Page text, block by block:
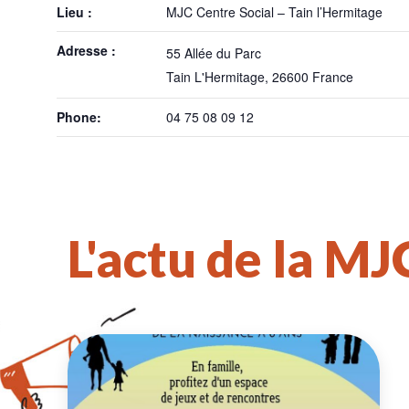
Lieu : MJC Centre Social – Tain l’Hermitage
Adresse :
55 Allée du Parc
Tain L'Hermitage, 26600 France
Phone: 04 75 08 09 12
L'actu de la